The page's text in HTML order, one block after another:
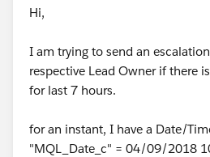
Hi,
I am trying to send an
respective Lead Owner if there
for last 7 hours.
for an instant, I have a Date/
"MQL_Date_c" = 04/09/2018